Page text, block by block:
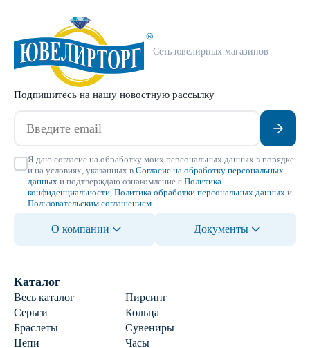
Сеть ювелирных магазинов
Подпишитесь на нашу новостную рассылку
Я даю согласие на обработку моих персональных данных в порядке
и на условиях, указанных в Согласие на обработку персональных
данных и подтверждаю ознакомление с Политика
конфиденциальности Политика обработки персональных данных и
Пользовательским соглашением
О компании Документы
Каталог
Весь каталог
Пирсинг
Серьги
Кольца
Браслеты
Сувениры
Цепи
Часы